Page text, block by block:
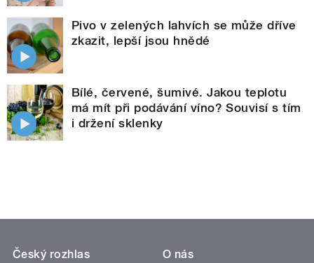
Pivo v zelených lahvích se může dříve
zkazit, lepší jsou hnědé
Bílé, červené, šumivé. Jakou teplotu
má mít při podávání víno? Souvisí s tím
i držení sklenky
Český rozhlas
O nás